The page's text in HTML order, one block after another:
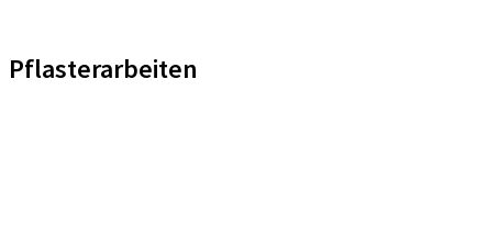
Pflasterarbeiten